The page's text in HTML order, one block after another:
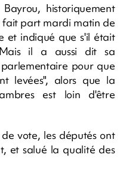
historiquement
fait part mardi matin de
et indiqué que s'il était
Mais il a aussi dit sa
pour que
levées", alors que la
est loin d'être
vote, les députés ont
et salué la qualité des